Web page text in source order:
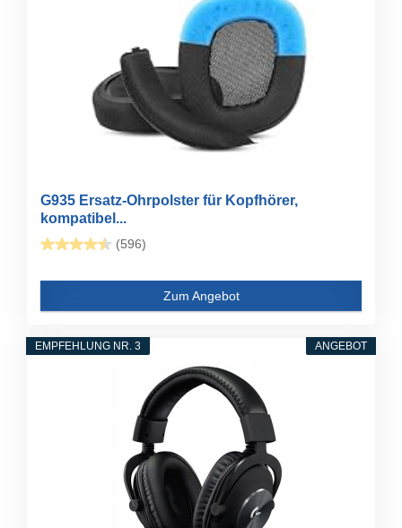
G935 Ersatz-Ohrpolster für Kopfhörer,
kompatibel...
(596)
Zum Angebot
ANGEBOT
EMPFEHLUNG NR. 3